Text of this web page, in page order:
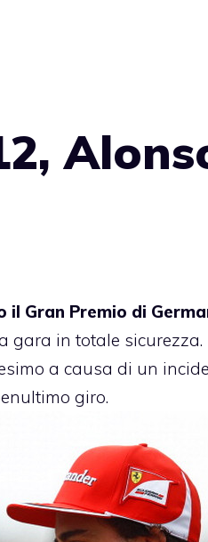
Gran Premio di
gara in totale sicurezza.
a causa di un
giro.